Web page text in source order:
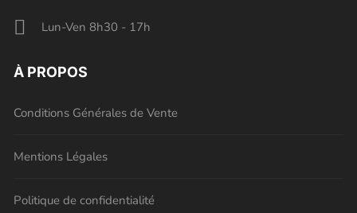
Lun-Ven 8h30 - 17h
À PROPOS
Conditions Générales de Vente
Mentions Légales
Politique de confidentialité